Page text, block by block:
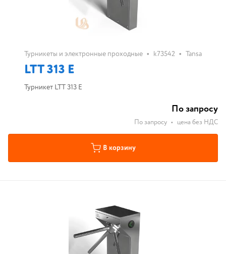
Турникеты и электронные проходные • k73542 • Tansa
LTT 313 E
Турникет LTT 313 E
По запросу
По запросу • цена без НДС
В корзину